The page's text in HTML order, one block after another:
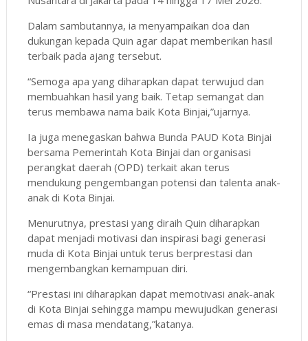
Dalam sambutannya, ia menyampaikan doa dan
dukungan kepada Quin agar dapat memberikan hasil
terbaik pada ajang tersebut.
“Semoga apa yang diharapkan dapat terwujud dan
membuahkan hasil yang baik. Tetap semangat dan
terus membawa nama baik Kota Binjai,”ujarnya.
Ia juga menegaskan bahwa Bunda PAUD Kota Binjai
bersama Pemerintah Kota Binjai dan organisasi
perangkat daerah (OPD) terkait akan terus
mendukung pengembangan potensi dan talenta anak-
anak di Kota Binjai.
Menurutnya, prestasi yang diraih Quin diharapkan
dapat menjadi motivasi dan inspirasi bagi generasi
muda di Kota Binjai untuk terus berprestasi dan
mengembangkan kemampuan diri.
“Prestasi ini diharapkan dapat memotivasi anak-anak
di Kota Binjai sehingga mampu mewujudkan generasi
emas di masa mendatang,”katanya.